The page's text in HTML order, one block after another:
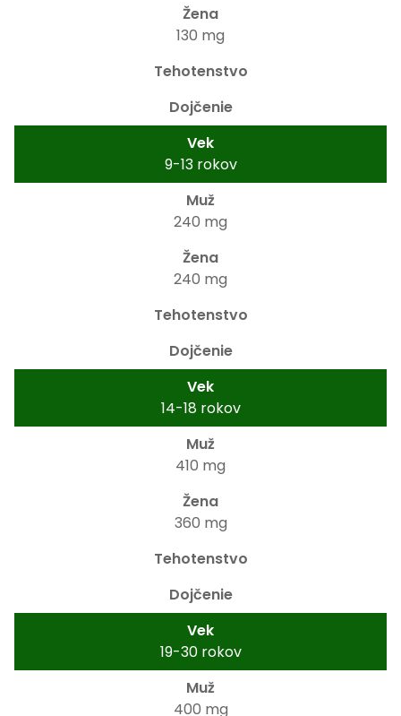
130 mg
9-13 rokov
240 mg
240 mg
14-18 rokov
410 mg
360 mg
19-30 rokov
400 mg